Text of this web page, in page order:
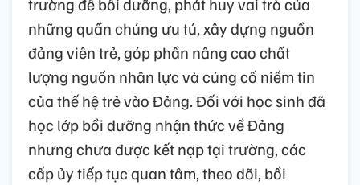
những quần chúng ưu tú, xây dựng nguồn
đảng viên trẻ, góp phần nâng cao chất
lượng nguồn nhân lực và củng cố niềm tin
của thế hệ trẻ vào Đảng. Đối với học sinh đã
học lớp bồi dưỡng nhận thức về Đảng
nhưng chưa được kết nạp tại trường, các
cấp ủy tiếp tục quan tâm, theo dõi, bồi